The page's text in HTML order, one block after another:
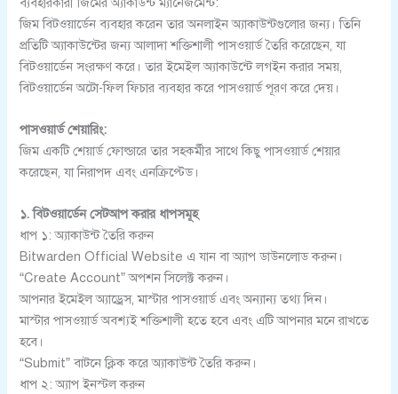
জিম বিটওয়ার্ডেন ব্যবহার করেন তার অনলাইন অ্যাকাউন্টগুলোর জন্য। তিনি
প্রতিটি অ্যাকাউন্টের জন্য আলাদা শক্তিশালী পাসওয়ার্ড তৈরি করেছেন, যা
বিটওয়ার্ডেন সংরক্ষণ করে। তার ইমেইল অ্যাকাউন্টে লগইন করার সময়,
বিটওয়ার্ডেন অটো-ফিল ফিচার ব্যবহার করে পাসওয়ার্ড পূরণ করে দেয়।
পাসওয়ার্ড শেয়ারিং:
জিম একটি শেয়ার্ড ফোল্ডারে তার সহকর্মীর সাথে কিছু পাসওয়ার্ড শেয়ার
করেছেন, যা নিরাপদ এবং এনক্রিপ্টেড।
১. বিটওয়ার্ডেন সেটআপ করার ধাপসমূহ
ধাপ ১: অ্যাকাউন্ট তৈরি করুন
Bitwarden Official Website এ যান বা অ্যাপ ডাউনলোড করুন।
“Create Account” অপশন সিলেক্ট করুন।
আপনার ইমেইল অ্যাড্রেস, মাস্টার পাসওয়ার্ড এবং অন্যান্য তথ্য দিন।
মাস্টার পাসওয়ার্ড অবশ্যই শক্তিশালী হতে হবে এবং এটি আপনার মনে রাখতে
হবে।
“Submit” বাটনে ক্লিক করে অ্যাকাউন্ট তৈরি করুন।
ধাপ ২: অ্যাপ ইনস্টল করুন